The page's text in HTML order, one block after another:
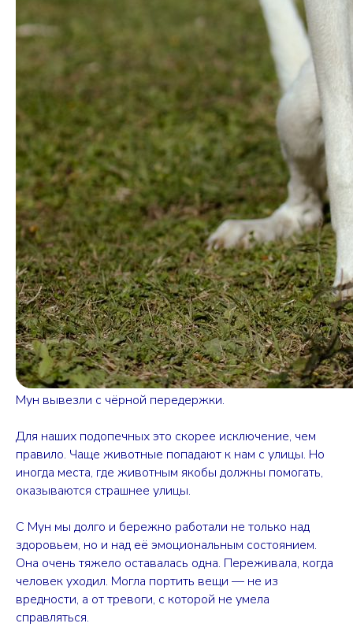
Мун вывезли с чёрной передержки.
Для наших подопечных это скорее исключение, чем
правило. Чаще животные попадают к нам с улицы. Но
иногда места, где животным якобы должны помогать,
оказываются страшнее улицы.
С Мун мы долго и бережно работали не только над
здоровьем, но и над её эмоциональным состоянием.
Она очень тяжело оставалась одна. Переживала, когда
человек уходил. Могла портить вещи — не из
вредности, а от тревоги, с которой не умела
справляться.